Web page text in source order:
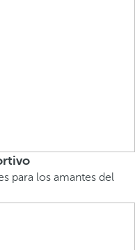
para los amantes del